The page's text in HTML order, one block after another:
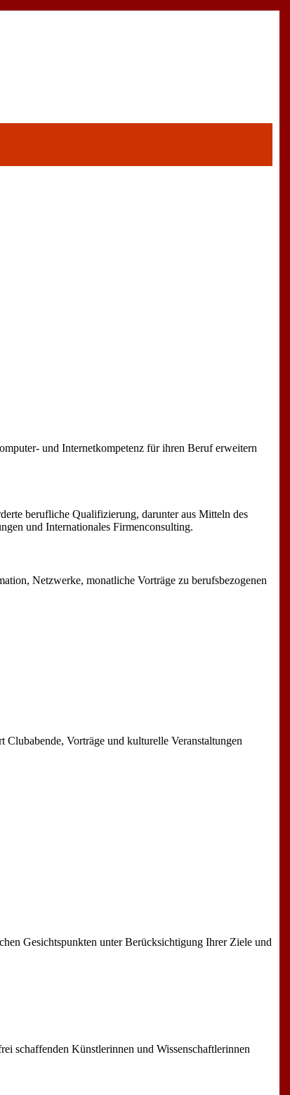
und Internetkompetenz für ihren Beruf erweitern
berufliche Qualifizierung, darunter aus Mitteln des
und Internationales Firmenconsulting.
Netzwerke, monatliche Vorträge zu berufsbezogenen
Vorträge und kulturelle Veranstaltungen
Gesichtspunkten unter Berücksichtigung Ihrer Ziele und
schaffenden Künstlerinnen und Wissenschaftlerinnen